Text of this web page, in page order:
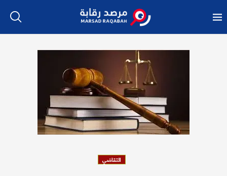
التقاضي